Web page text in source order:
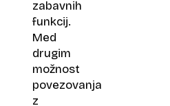
zabavnih
funkcij.
Med
drugim
možnost
povezovanja
z